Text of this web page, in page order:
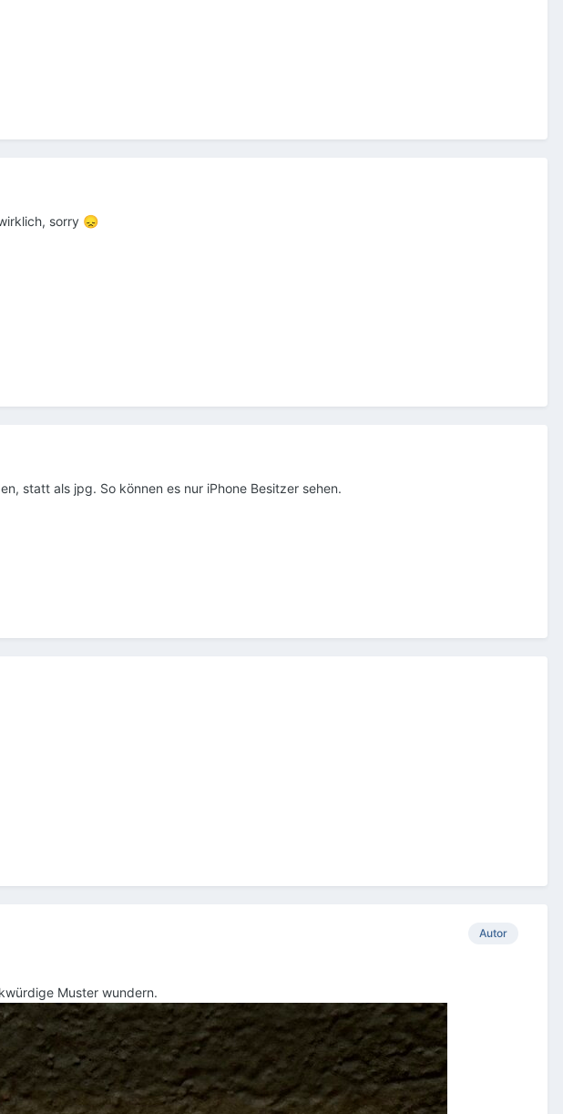
sorry 😞
statt als jpg. So können es nur iPhone Besitzer sehen.
Autor
Muster wundern.